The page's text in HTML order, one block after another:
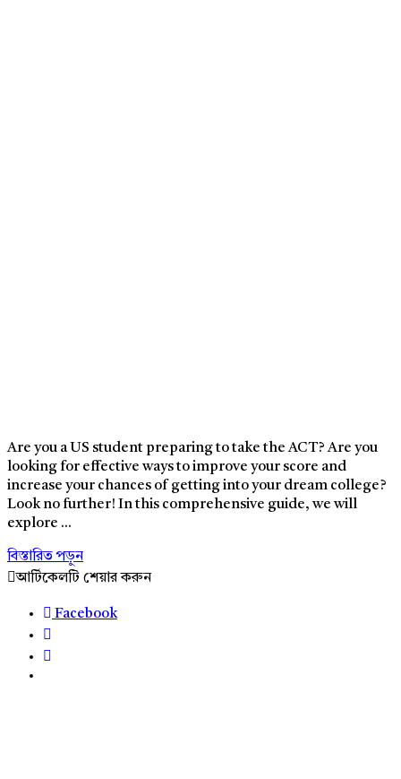
Are you a US student preparing to take the ACT? Are you
looking for effective ways to improve your score and
increase your chances of getting into your dream college?
Look no further! In this comprehensive guide, we will
explore ...
বিস্তারিত পড়ুন
আর্টিকেলটি শেয়ার করুন
Facebook